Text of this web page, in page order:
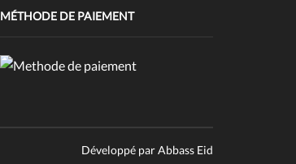
MÉTHODE DE PAIEMENT
Développé parAbbass Eid